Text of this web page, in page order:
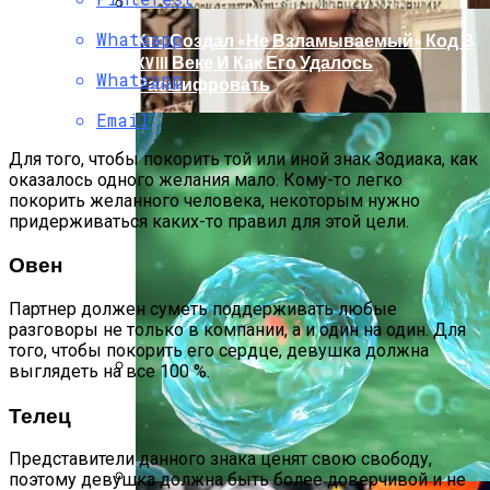
Раскрась Свой Год: Какой Цвет
Принесет Тебе Успех В 2026 Году По
Знаку Зодиака
Кто Создал «не Взламываемый» Код В
XVIII Веке И Как Его Удалось
Расшифровать
Whatsapp
Whatsapp
Email
Для того, чтобы покорить той или иной знак Зодиака, как
оказалось одного желания мало. Кому-то легко
покорить желанного человека, некоторым нужно
придерживаться каких-то правил для этой цели.
Овен
Партнер должен суметь поддерживать любые
разговоры не только в компании, а и один на один. Для
того, чтобы покорить его сердце, девушка должна
выглядеть на все 100 %.
Телец
Представители данного знака ценят свою свободу,
поэтому девушка должна быть более доверчивой и не